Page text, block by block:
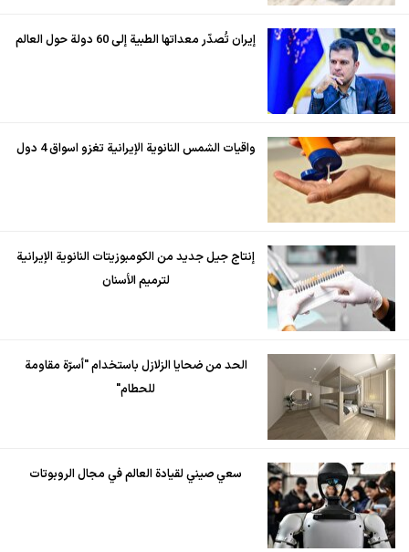
إيران تُصدّر معداتها الطبية إلى 60 دولة حول العالم
واقيات الشمس النانوية الإيرانية تغزو اسواق 4 دول
إنتاج جيل جديد من الكومبوزيتات النانوية الإيرانية
لترميم الأسنان
الحد من ضحايا الزلازل باستخدام "أسرّة مقاومة
للحطام"
سعي صيني لقيادة العالم في مجال الروبوتات